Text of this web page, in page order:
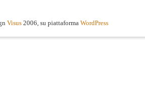
Visus 2006, su piattaforma WordPress